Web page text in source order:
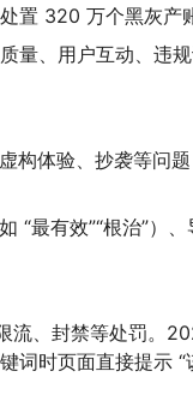
置 320 万个黑灰产
质量、用户互动、违
构体验、抄袭等问
“最有效”“根治”）
流、封禁等处罚。
时页面直接提示 “